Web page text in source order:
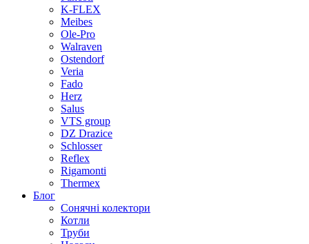
K-FLEX
Meibes
Ole-Pro
Walraven
Ostendorf
Veria
Fado
Herz
Salus
VTS group
DZ Drazice
Schlosser
Reflex
Rigamonti
Thermex
Блог
Сонячні колектори
Котли
Труби